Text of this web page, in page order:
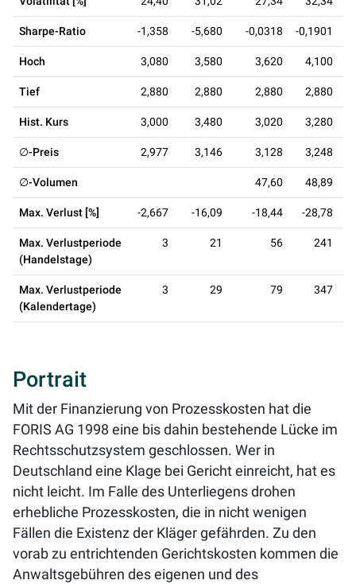
Sharpe-Ratio -1,358 -5,680 -0,0318 -0,1901
Hoch 3,080 3,580 3,620 4,100
Tief 2,880 2,880 2,880 2,880
Hist. Kurs 3,000 3,480 3,020 3,280
∅-Preis 2,977 3,146 3,128 3,248
∅-Volumen 47,60 48,89
Max. Verlust [%] -2,667 -16,09 -18,44 -28,78
Max. Verlustperiode
(Handelstage)
3 21 56 241
Max. Verlustperiode
(Kalendertage)
3 29 79 347
Portrait
Mit der Finanzierung von Prozesskosten hat die
FORIS AG 1998 eine bis dahin bestehende Lücke im
Rechtsschutzsystem geschlossen. Wer in
Deutschland eine Klage bei Gericht einreicht, hat es
nicht leicht. Im Falle des Unterliegens drohen
erhebliche Prozesskosten, die in nicht wenigen
Fällen die Existenz der Kläger gefährden. Zu den
vorab zu entrichtenden Gerichtskosten kommen die
Anwaltsgebühren des eigenen und des